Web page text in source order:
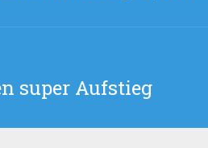
super Aufstieg